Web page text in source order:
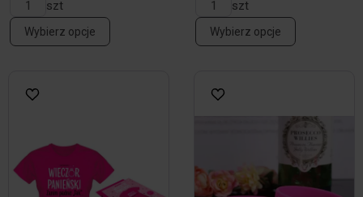
szt
Wybierz opcje
szt
Wybierz opcje